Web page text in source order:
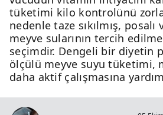
tüketimi kilo kontrolünü
nedenle taze sıkılmış,
meyve sularının tercih
seçimdir. Dengeli bir diyetin
ölçülü meyve suyu tüketimi,
daha aktif çalışmasına